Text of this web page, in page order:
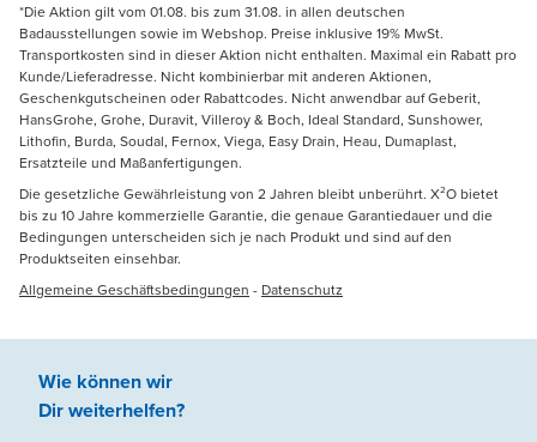
*Die Aktion gilt vom 01.08. bis zum 31.08. in allen deutschen
Badausstellungen sowie im Webshop. Preise inklusive 19% MwSt.
Transportkosten sind in dieser Aktion nicht enthalten. Maximal ein Rabatt pro
Kunde/Lieferadresse. Nicht kombinierbar mit anderen Aktionen,
Geschenkgutscheinen oder Rabattcodes. Nicht anwendbar auf Geberit,
HansGrohe, Grohe, Duravit, Villeroy & Boch, Ideal Standard, Sunshower,
Lithofin, Burda, Soudal, Fernox, Viega, Easy Drain, Heau, Dumaplast,
Ersatzteile und Maßanfertigungen.
Die gesetzliche Gewährleistung von 2 Jahren bleibt unberührt. X²O bietet
bis zu 10 Jahre kommerzielle Garantie, die genaue Garantiedauer und die
Bedingungen unterscheiden sich je nach Produkt und sind auf den
Produktseiten einsehbar.
Allgemeine Geschäftsbedingungen - Datenschutz
Wie können wir
Dir weiterhelfen?